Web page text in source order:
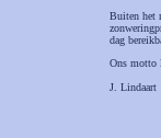
Buiten het
dag
Ons motto
J. Lindaart